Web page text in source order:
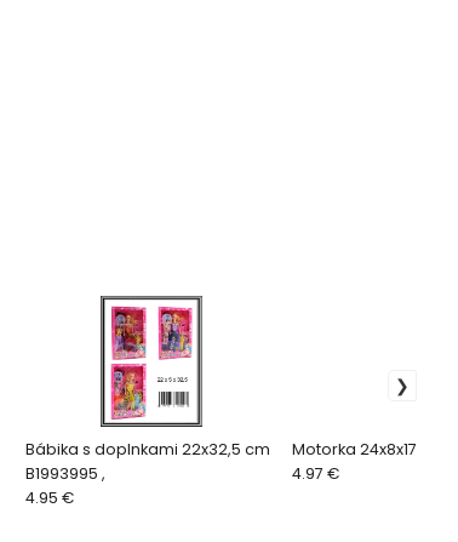
Bábika s doplnkami 22x32,5 cm
B1993995 ,
4.95 €
Motorka 24x8x17 cm
4.97 €